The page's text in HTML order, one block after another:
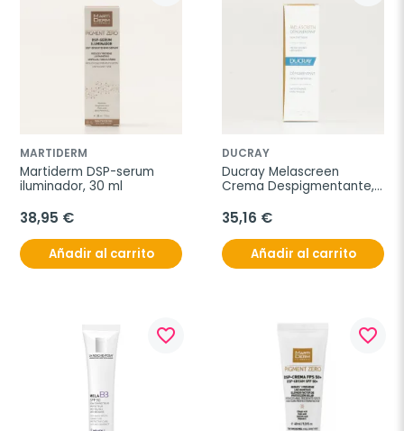
MARTIDERM
Martiderm DSP-serum
iluminador, 30 ml
38,95 €
Añadir al carrito
DUCRAY
Ducray Melascreen
Crema Despigmentante,
35,16 €
Añadir al carrito
favorite_border favorite_border